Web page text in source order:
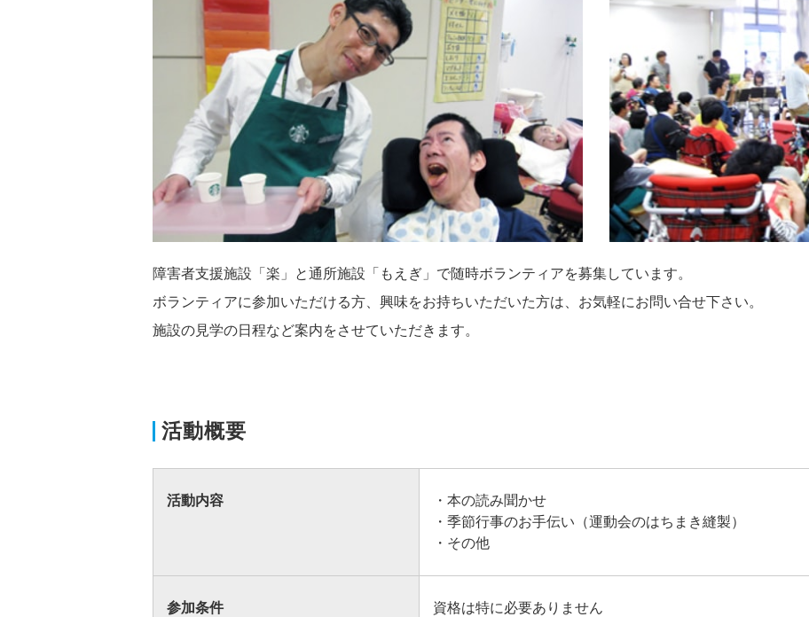
障害者支援施設「楽」と通所施設「もえぎ」で随時ボランティアを募集しています。
ボランティアに参加いただける方、興味をお持ちいただいた方は、お気軽にお問い合せ下さい。
施設の見学の日程など案内をさせていただきます。
活動概要
活動内容
・本の読み聞かせ
・季節行事のお手伝い（運動会のはちまき縫製）
・その他
参加条件
資格は特に必要ありません